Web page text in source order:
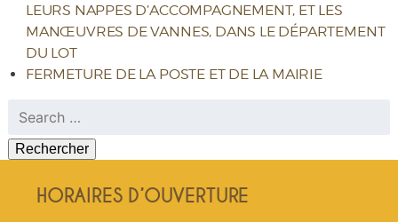
LEURS NAPPES D’ACCOMPAGNEMENT, ET LES
MANŒUVRES DE VANNES, DANS LE DÉPARTEMENT
DU LOT
FERMETURE DE LA POSTE ET DE LA MAIRIE
Rechercher :
HORAIRES D’OUVERTURE